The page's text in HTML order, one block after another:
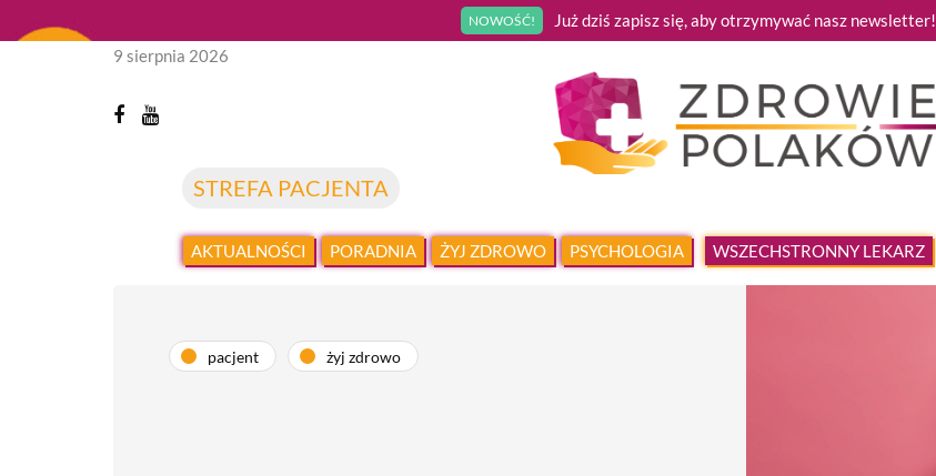
NOWOŚĆ! Już dziś zapisz się, aby otrzymywać nasz newsletter!
STREFA PACJENTA
9 sierpnia 2026
AKTUALNOŚCI PORADNIA ŻYJ ZDROWO PSYCHOLOGIA WSZECHSTRONNY LEKARZ
pacjent żyj zdrowo